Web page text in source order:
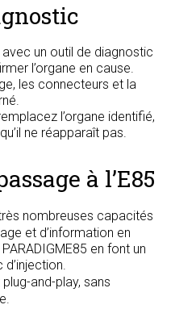
un outil de diagnostic
l’organe en cause.
les connecteurs et la
l’organe identifié,
ne réapparaît pas.
à l’E85
nombreuses capacités
et d’information en
en font un
and-play, sans